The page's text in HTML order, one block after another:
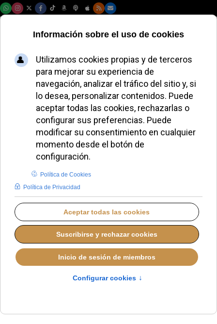
León XIV recibe a
Marx tras el choque
por las bendiciones
en Alemania
JOSÉ GARCÍA PAPA LEÓN XIV